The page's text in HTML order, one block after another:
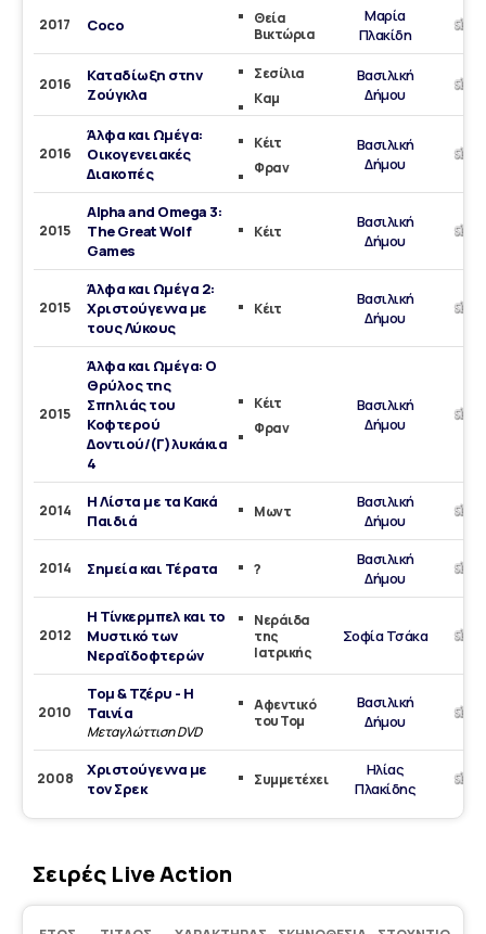
2017 Coco
Θεία
Βικτώρια
Μαρία
Πλακίδη
2016
Καταδίωξη στην
Ζούγκλα
Σεσίλια
Καμ
Βασιλική
Δήμου
2016
Άλφα και Ωμέγα:
Οικογενειακές
Διακοπές
Κέιτ
Φραν
Βασιλική
Δήμου
2015
Alpha and Omega 3:
The Great Wolf
Games
Κέιτ
Βασιλική
Δήμου
2015
Άλφα και Ωμέγα 2:
Χριστούγεννα με
τους Λύκους
Κέιτ
Βασιλική
Δήμου
2015
Άλφα και Ωμέγα: Ο
Θρύλος της
Σπηλιάς του
Κοφτερού
Δοντιού/(Γ)λυκάκια
4
Κέιτ
Φραν
Βασιλική
Δήμου
2014
Η Λίστα με τα Κακά
Παιδιά
Μωντ
Βασιλική
Δήμου
2014 Σημεία και Τέρατα ?
Βασιλική
Δήμου
2012
Η Τίνκερμπελ και το
Μυστικό των
Νεραϊδοφτερών
Νεράιδα
της
Ιατρικής
Σοφία Τσάκα
2010
Τομ & Τζέρυ - Η
Ταινία
Μεταγλώττιση DVD
Αφεντικό
του Τομ
Βασιλική
Δήμου
2008
Χριστούγεννα με
τον Σρεκ
Συμμετέχει
Ηλίας
Πλακίδης
Σειρές Live Action